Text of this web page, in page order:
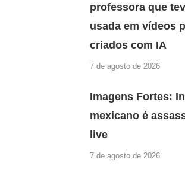
professora que
usada em vídeos
criados com IA
7 de agosto de 2026
Imagens Fortes:
mexicano é
live
7 de agosto de 2026